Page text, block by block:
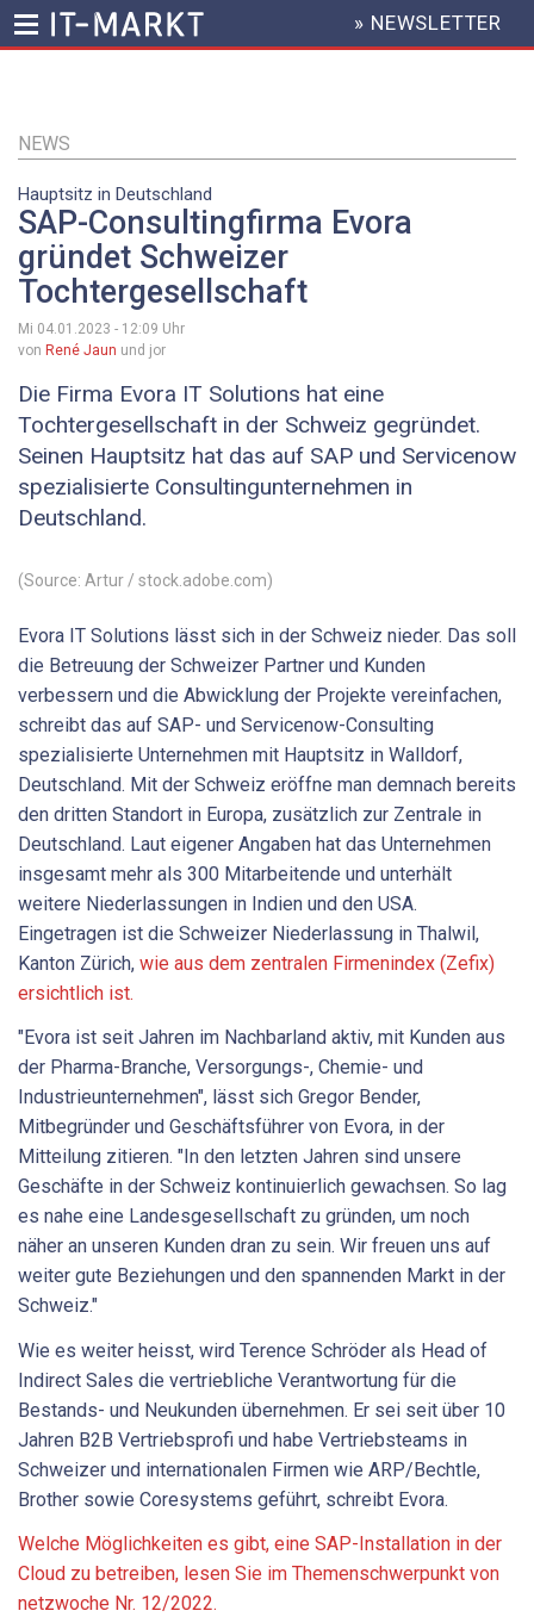
Inhalt
HEADER
MENU
» NEWSLETTER
NEWS
Hauptsitz in Deutschland
SAP-Consultingfirma Evora
gründet Schweizer
Tochtergesellschaft
Mi 04.01.2023 - 12:09 Uhr
von René Jaun und jor
Die Firma Evora IT Solutions hat eine
Tochtergesellschaft in der Schweiz gegründet.
Seinen Hauptsitz hat das auf SAP und Servicenow
spezialisierte Consultingunternehmen in
Deutschland.
(Source: Artur / stock.adobe.com)
Evora IT Solutions lässt sich in der Schweiz nieder. Das soll
die Betreuung der Schweizer Partner und Kunden
verbessern und die Abwicklung der Projekte vereinfachen,
schreibt das auf SAP- und Servicenow-Consulting
spezialisierte Unternehmen mit Hauptsitz in Walldorf,
Deutschland. Mit der Schweiz eröffne man demnach bereits
den dritten Standort in Europa, zusätzlich zur Zentrale in
Deutschland. Laut eigener Angaben hat das Unternehmen
insgesamt mehr als 300 Mitarbeitende und unterhält
weitere Niederlassungen in Indien und den USA.
Eingetragen ist die Schweizer Niederlassung in Thalwil,
Kanton Zürich, wie aus dem zentralen Firmenindex (Zefix)
ersichtlich ist.
"Evora ist seit Jahren im Nachbarland aktiv, mit Kunden aus
der Pharma-Branche, Versorgungs-, Chemie- und
Industrieunternehmen", lässt sich Gregor Bender,
Mitbegründer und Geschäftsführer von Evora, in der
Mitteilung zitieren. "In den letzten Jahren sind unsere
Geschäfte in der Schweiz kontinuierlich gewachsen. So lag
es nahe eine Landesgesellschaft zu gründen, um noch
näher an unseren Kunden dran zu sein. Wir freuen uns auf
weiter gute Beziehungen und den spannenden Markt in der
Schweiz."
Wie es weiter heisst, wird Terence Schröder als Head of
Indirect Sales die vertriebliche Verantwortung für die
Bestands- und Neukunden übernehmen. Er sei seit über 10
Jahren B2B Vertriebsprofi und habe Vertriebsteams in
Schweizer und internationalen Firmen wie ARP/Bechtle,
Brother sowie Coresystems geführt, schreibt Evora.
Welche Möglichkeiten es gibt, eine SAP-Installation in der
Cloud zu betreiben, lesen Sie im Themenschwerpunkt von
netzwoche Nr. 12/2022.